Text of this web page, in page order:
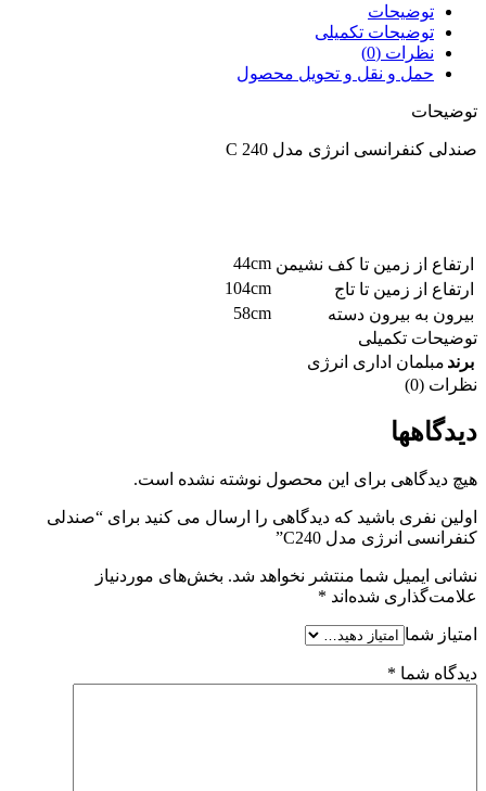
توضیحات
توضیحات تکمیلی
نظرات (0)
حمل و نقل و تحویل محصول
توضیحات
صندلی کنفرانسی انرژی مدل C 240
ارتفاع از زمین تا کف نشیمن 44cm
ارتفاع از زمین تا تاج
104cm
بیرون به بیرون دسته
58cm
توضیحات تکمیلی
برند مبلمان اداری انرژی
نظرات (0)
دیدگاهها
هیچ دیدگاهی برای این محصول نوشته نشده است.
اولین نفری باشید که دیدگاهی را ارسال می کنید برای “صندلی
کنفرانسی انرژی مدل C240”
نشانی ایمیل شما منتشر نخواهد شد. بخش‌های موردنیاز
علامت‌گذاری شده‌اند *
امتیاز شما
دیدگاه شما *